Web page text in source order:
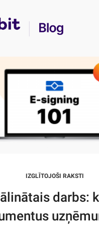
IZGLĪTOJOŠI RAKSTI
darbs: